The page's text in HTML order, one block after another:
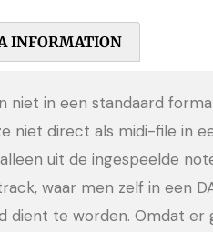
INFORMATION
niet in een standaard
niet direct als midi-file in
uit de ingespeelde
waar men zelf in een
dient te worden. Omdat er